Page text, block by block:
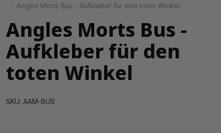
Angles Morts Bus - Aufkleber für den toten Winkel
Angles Morts Bus -
Aufkleber für den
toten Winkel
SKU: AAM-BUS